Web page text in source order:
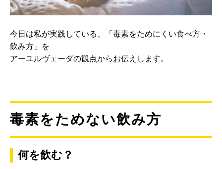
今日は私が実践している、「毒素をためにくい食べ方・
飲み方」を
アーユルヴェーダの観点からお伝えします。
毒素をためない飲み方
何を飲む？